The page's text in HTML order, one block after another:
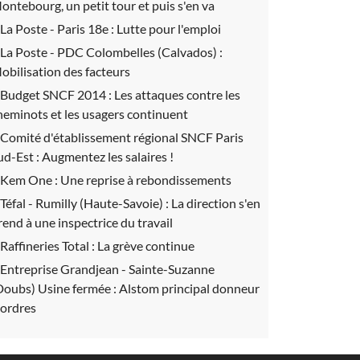
un petit tour et puis s'en va
La Poste - Paris 18e : Lutte pour l'emploi
La Poste - PDC Colombelles (Calvados) :
des facteurs
Budget SNCF 2014 : Les attaques contre les
et les usagers continuent
Comité d'établissement régional SNCF Paris
Est : Augmentez les salaires !
Kem One : Une reprise à rebondissements
Téfal - Rumilly (Haute-Savoie) : La direction s'en
à une inspectrice du travail
Raffineries Total : La grève continue
Entreprise Grandjean - Sainte-Suzanne
Usine fermée : Alstom principal donneur